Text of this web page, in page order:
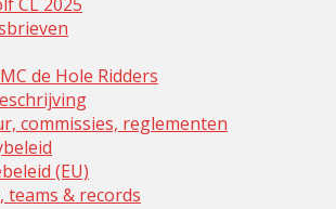
de Hole Ridders
commissies, reglementen
(EU)
teams & records